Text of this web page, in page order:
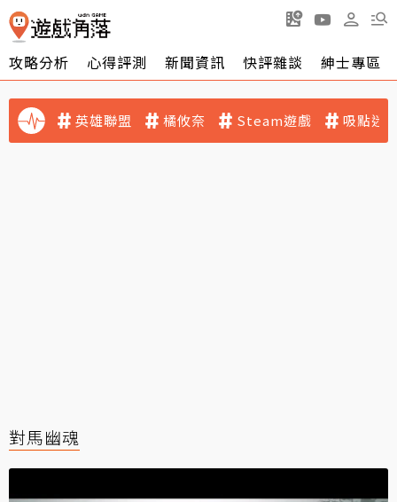
攻略分析 心得評測 新聞資訊 快評雜談 紳士專區
英雄聯盟 橘攸奈 Steam遊戲 吸點迷
對馬幽魂